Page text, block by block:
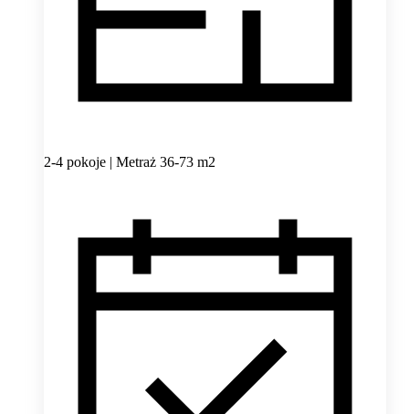
2-4 pokoje | Metraż 36-73 m2